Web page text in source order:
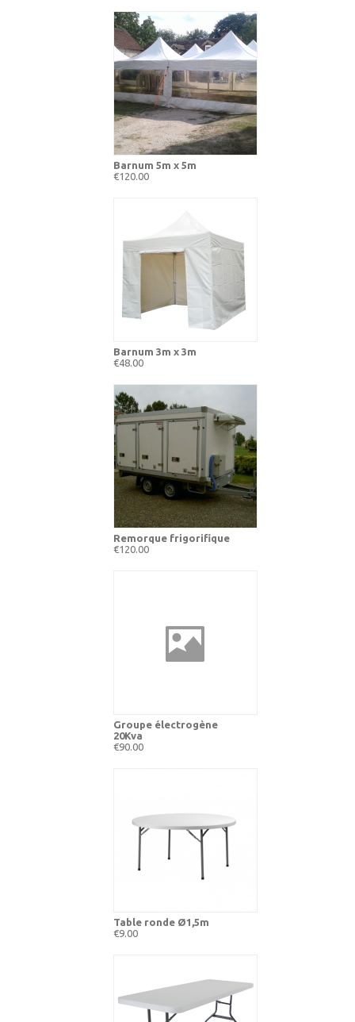
Barnum 5m x 5m
€120.00
Barnum 3m x 3m
€48.00
Remorque frigorifique
€120.00
Groupe électrogène
20Kva
€90.00
Table ronde Ø1,5m
€9.00